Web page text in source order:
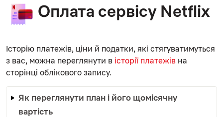
Оплата сервісу Netflix
Історію платежів, ціни й податки, які стягуватимуться
з вас, можна переглянути в історії платежів на
сторінці облікового запису.
Як переглянути план і його щомісячну
вартість